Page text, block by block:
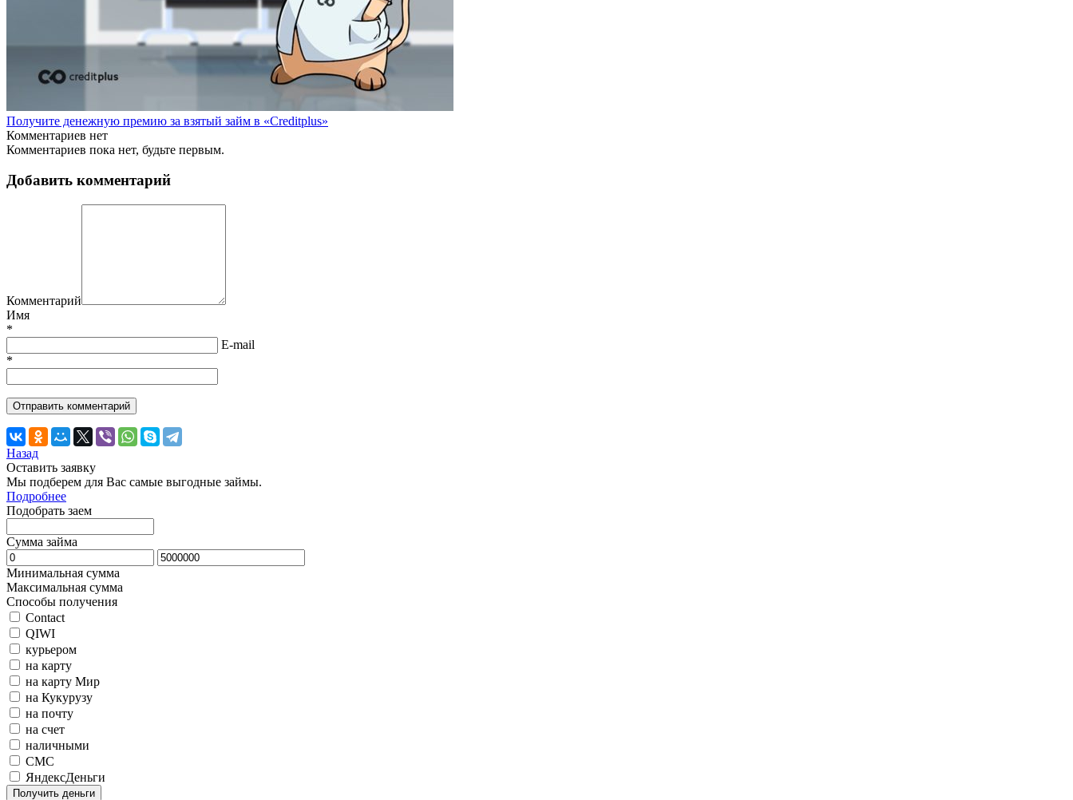
Получите денежную премию за взятый займ в «Creditplus»
Комментариев нет
Комментариев пока нет, будьте первым.
Добавить комментарий
Комментарий
Имя
*
E-mail
*
Назад
Оставить заявку
Мы подберем для Вас самые выгодные займы.
Подробнее
Подобрать заем
Сумма займа
Минимальная сумма
Максимальная сумма
Способы получения
Contact
QIWI
курьером
на карту
на карту Мир
на Кукурузу
на почту
на счет
наличными
СМС
ЯндексДеньги